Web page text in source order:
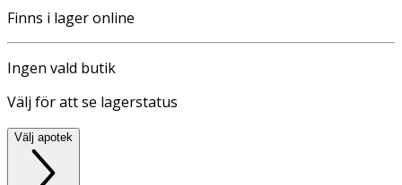
Finns i lager online
Ingen vald butik
Välj för att se lagerstatus
Välj apotek